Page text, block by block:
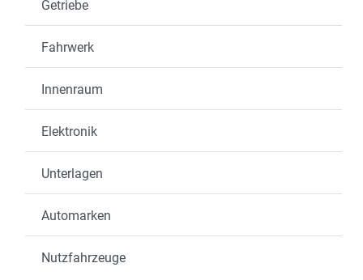
Getriebe
Fahrwerk
Innenraum
Elektronik
Unterlagen
Automarken
Nutzfahrzeuge